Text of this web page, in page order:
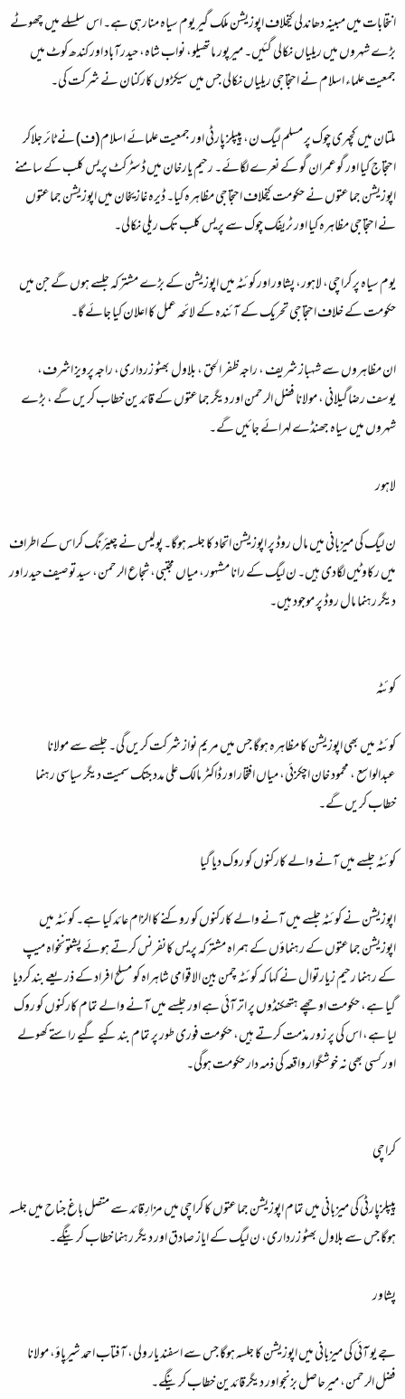
انتخابات میں مبینہ دھاندلی کیخلاف اپوزیشن ملک گیر یوم سیاہ منارہی ہے۔ اس سلسلے میں چھوٹے
بڑے شہروں میں ریلیاں نکالی گئیں۔ میرپور ماتھیلو، نواب شاہ، حیدرآباد اور کندھ کوٹ میں
جمعیت علماء اسلام نے احتجاجی ریلیاں نکالی جس میں سیکڑوں کارکنان نے شرکت کی۔
ملتان میں کچہری چوک پر مسلم لیگ ن، پیپلز پارٹی اور جمعیت علمائے اسلام (ف) نے ٹائر جلاکر
احتجاج کیا اور گوعمران گو کے نعرے لگائے۔ رحیم یارخان میں ڈسٹرکٹ پریس کلب کے سامنے
اپوزیشن جماعتوں نے حکومت کیخلاف احتجاجی مظاہرہ کیا۔ ڈیرہ غازیخان میں اپوزیشن جماعتوں
نے احتجاجی مظاہرہ کیا اور ٹریفک چوک سے پریس کلب تک ریلی نکالی۔
یوم سیاہ پر کراچی، لاہور، پشاور اور کوئٹہ میں اپوزیشن کے بڑے مشترکہ جلسے ہوں گے جن میں
حکومت کے خلاف احتجاجی تحریک کے آئندہ کے لائحہ عمل کا اعلان کیا جائے گا۔
ان مظاہروں سے شہباز شریف ، راجہ ظفر الحق ، بلاول بھٹو زرداری، راجہ پرویز اشرف،
یوسف رضاگیلانی ، مولانا فضل الرحمن اور دیگر جماعتوں کے قائدین خطاب کریں گے ، بڑے
شہروں میں سیاہ جھنڈے لہرائے جائیں گے۔
لاہور
ن لیگ کی میزبانی میں مال روڈ پر اپوزیشن اتحاد کا جلسہ ہوگا۔ پولیس نے چیئرنگ کراس کے اطراف
میں رکاوٹیں لگادی ہیں۔ ن لیگ کے رانا مشہور، میاں مجتبی، شجاع الرحمن، سید توصیف حیدر اور
دیگر رہنما مال روڈ پر موجود ہیں۔
کوئٹہ
کوئٹہ میں بھی اپوزیشن کا مظاہرہ ہوگا جس میں مریم نواز شرکت کریں گی۔ جلسے سے مولانا
عبدالواسع ، محمود خان اچکزئی، میاں افتخار اور ڈاکٹر مالک علی مدد جتک سمیت دیگر سیاسی رہنما
خطاب کریں گے۔
کوئٹہ جلسے میں آنے والے کارکنوں کو روک دیا گیا
اپوزیشن نے کوئٹہ جلسے میں آنے والے کارکنوں کو روکنے کا الزام عائد کیا ہے۔ کوئٹہ میں
اپوزیشن جماعتوں کے رہنماؤں کے ہمراہ مشترکہ پریس کانفرنس کرتے ہوئے پشتونخواہ میپ
کے رہنما رحیم زیارتوال نے کہا کہ کوئٹہ چمن بین الاقوامی شاہراہ کو مسلح افراد کے ذریعے بند کردیا
گیا ہے، حکومت اوچھے ہتھکنڈوں پر اتر آئی ہے اور جلسے میں آنے والے تمام کارکنوں کو روک
لیا ہے، اس کی پر زور مذمت کرتے ہیں، حکومت فوری طور پر تمام بند کیے گیے راستے کھولے
اور کسی بھی نہ خوشگوار واقعہ کی ذمہ دار حکومت ہوگی۔
کراچی
پیپلزپارٹی کی میزبانی میں تمام اپوزیشن جماعتوں کا کراچی میں مزارِ قائد سے متصل باغ جناح میں جلسہ
ہوگا جس سے بلاول بھٹو زرداری، ن لیگ کے ایاز صادق اور دیگر رہنما خطاب کرینگے۔
پشاور
جے یو آئی کی میزبانی میں اپوزیشن کا جلسہ ہوگا جس سے اسفند یار ولی، آفتاب احمد شیرپاؤ، مولانا
فضل الرحمن، میرحاصل بزنجو اور دیگر قائدین خطاب کرینگے۔